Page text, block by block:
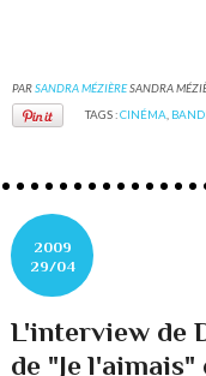
PARSANDRA MÉZIÈRESANDRA
TAGS :CINÉMA
2009
29/04
L'interview de
de "Je